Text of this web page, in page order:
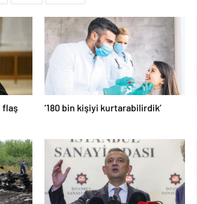
flaş
‘180 bin kişiyi kurtarabilirdik’